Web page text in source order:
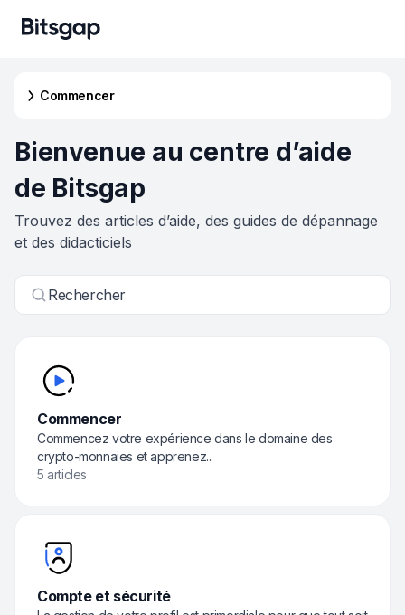
Commencer
Bienvenue au centre d’aide
de Bitsgap
Trouvez des articles d’aide, des guides de dépannage
et des didacticiels
Rechercher
Commencer
Commencez votre expérience dans le domaine des
crypto-monnaies et apprenez...
5 articles
Compte et sécurité